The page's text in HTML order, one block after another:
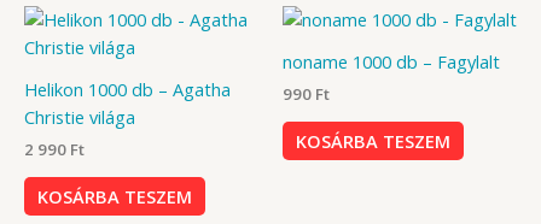
Helikon 1000 db – Agatha
Christie világa
2 990 Ft
KOSÁRBA TESZEM
noname 1000 db – Fagylalt
990 Ft
KOSÁRBA TESZEM